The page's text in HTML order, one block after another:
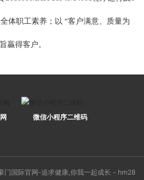
体职工素养；以 “客户满意、质量为
贏得客户。
微信小程序二维码
国际官网-追求健康,你我一起成长 - hm28